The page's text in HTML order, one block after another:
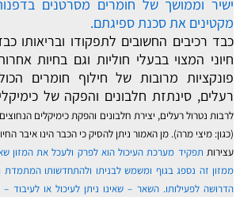
ישיר וממושך של חומרים מסרטנים
מקטינים את סכנת ספיגתם.
כבד רכיבים החשובים לתפקודו ובריאותו
חיוני המצוי בבעלי חוליות וגם בחיות
פונקציות מרובות של חילוף חומרים
רעלים, סינתזת חלבונים והפקה של
לרבות נטרול רעלים, יצירת חלבונים והפקת כימיקלים
(כגון: מיצי מרה). מן האמור ניתן להסיק כי הכבר הינו איבר
עצירות תפקיד מערכת העיכול הוא לפרק ולעכל את המזון
ממזון זה נספג בגוף ומשמש לבניתו ולהתחדשותו המתמדת
הדרושה לפעילותו. השאר – שאינו ניתן לעיכול או לעיבוד